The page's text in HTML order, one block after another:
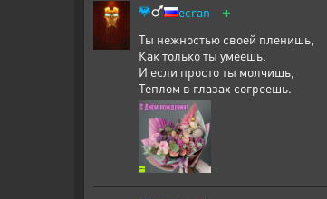
ecran +
Ты нежностью своей пленишь,
Как только ты умеешь.
И если просто ты молчишь,
Теплом в глазах согреешь.